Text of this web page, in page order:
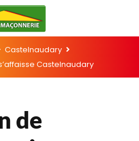
Castelnaudary
Castelnaudary
de